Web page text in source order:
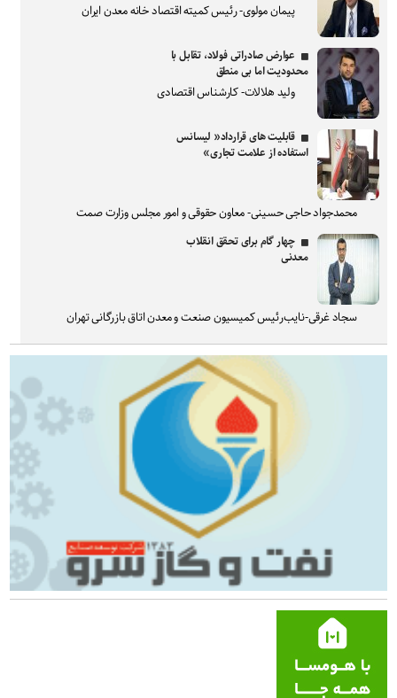
پیمان مولوی- رئیس کمیته اقتصاد خانه معدن ایران
عوارض صادراتی فولاد، تقابل با
محدودیت اما بی منطق
ولید هلالات- کارشناس اقتصادی
قابلیت های قرارداد« لیسانس
استفاده از علامت تجاری»
محمدجواد حاجی حسینی- معاون حقوقی و امور مجلس وزارت صمت
چهار گام برای تحقق انقلاب
معدنی
سجاد غرقی-نایب‌رئیس کمیسیون صنعت و معدن اتاق بازرگانی تهران